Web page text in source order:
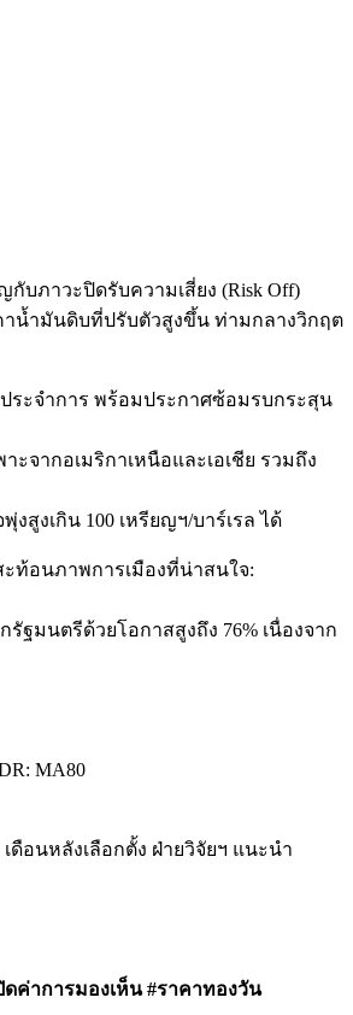
บภาวะปิดรับความเสี่ยง (Risk Off)
าน้ำมันดิบที่ปรับตัวสูงขึ้น ท่ามกลางวิกฤต
ระจำการ พร้อมประกาศซ้อมรบกระสุน
ะจากอเมริกาเหนือและเอเชีย รวมถึง
สูงเกิน 100 เหรียญฯ/บาร์เรล ได้
ะท้อนภาพการเมืองที่น่าสนใจ:
มนตรีด้วยโอกาสสูงถึง 76% เนื่องจาก
MA80
ดือนหลังเลือกตั้ง ฝ่ายวิจัยฯ แนะนำ
ค่าการมองเห็น #ราคาทองวัน